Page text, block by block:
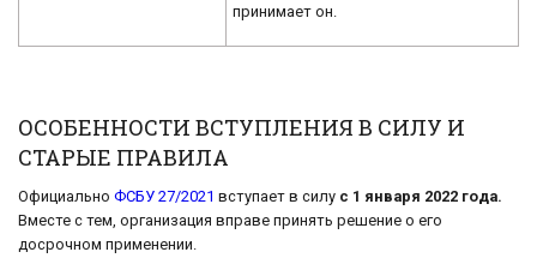
принимает он.
ОСОБЕННОСТИ ВСТУПЛЕНИЯ В СИЛУ И
СТАРЫЕ ПРАВИЛА
Официально ФСБУ 27/2021 вступает в силу с 1 января 2022 года.
Вместе с тем, организация вправе принять решение о его
досрочном применении.